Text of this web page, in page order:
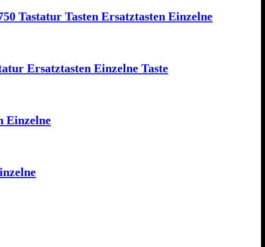
Tastatur Tasten Ersatztasten Einzelne
Ersatztasten Einzelne Taste
Einzelne